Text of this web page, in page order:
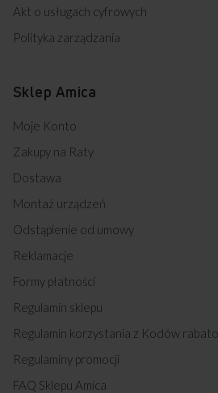
Akt o usługach cyfrowych
Polityka zarządzania
Sklep Amica
Moje Konto
Zakupy na Raty
Dostawa
Montaż urządzeń
Odstąpienie od umowy
Reklamacje
Formy płatności
Regulamin sklepu
Regulamin korzystania z Kodów
Regulaminy promocji
FAQ Sklepu Amica